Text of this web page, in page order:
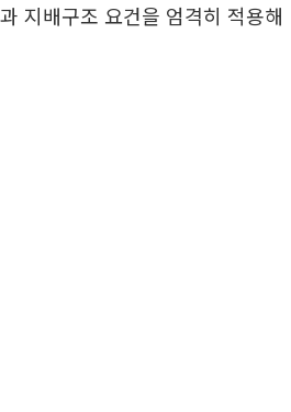
지배구조 요건을 엄격히 적용해